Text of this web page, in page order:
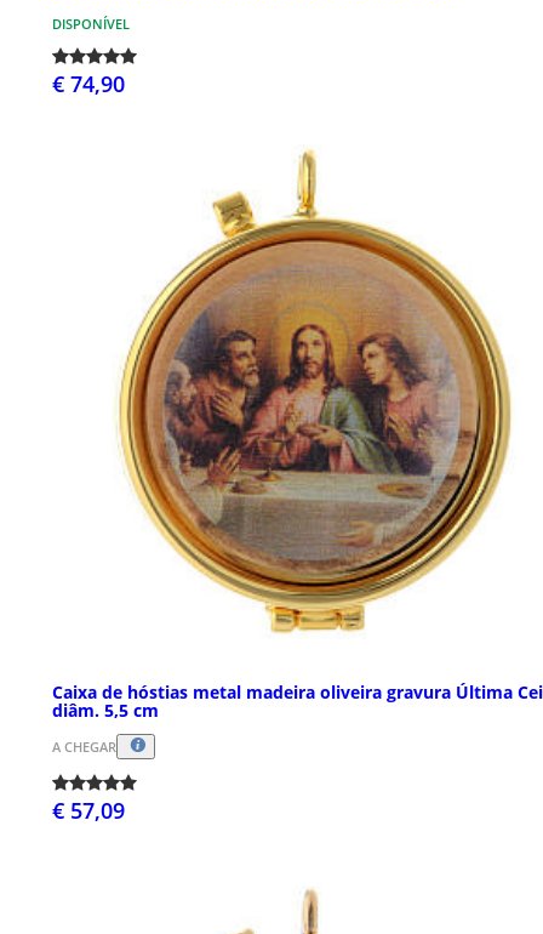
DISPONÍVEL
€ 74,90
Caixa de hóstias metal madeira oliveira gravura Última
diâm. 5,5 cm
A CHEGAR
€ 57,09